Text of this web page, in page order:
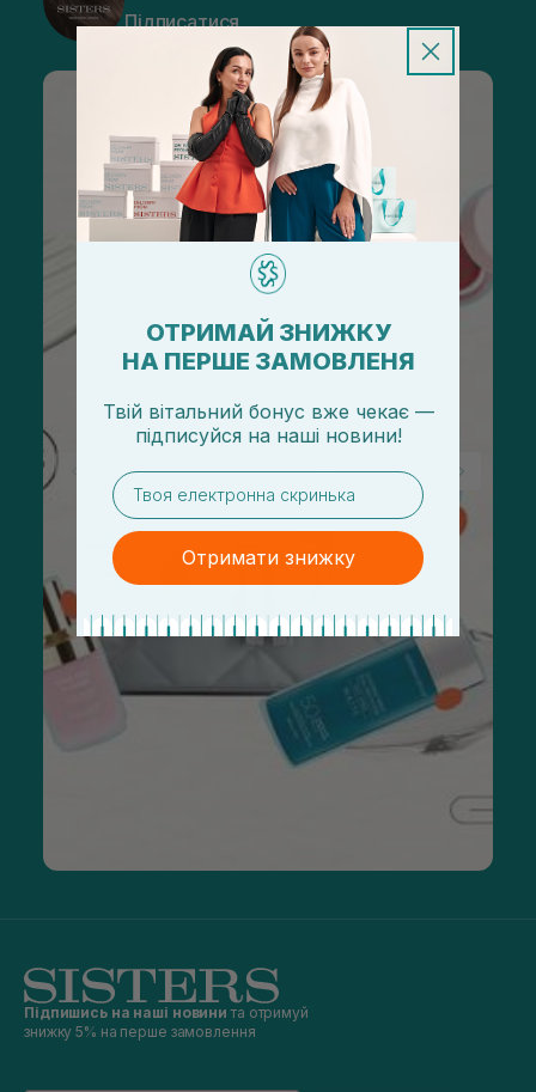
Підписатися
Підпишись на наші новини та отримуй
знижку 5% на перше замовлення
ОТРИМАЙ ЗНИЖКУ
НА ПЕРШЕ ЗАМОВЛЕНЯ
Твій вітальний бонус вже чекає —
підписуйся на наші новини!
email
Отримати знижку